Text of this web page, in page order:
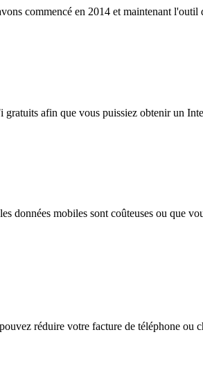
commencé en 2014 et maintenant l'outil
afin que vous puissiez obtenir un
données mobiles sont coûteuses ou que
réduire votre facture de téléphone ou